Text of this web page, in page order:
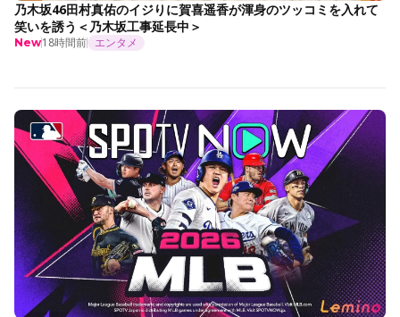
乃木坂46田村真佑のイジりに賀喜遥香が渾身のツッコミを入れて
笑いを誘う＜乃木坂工事延長中＞
New18時間前 エンタメ